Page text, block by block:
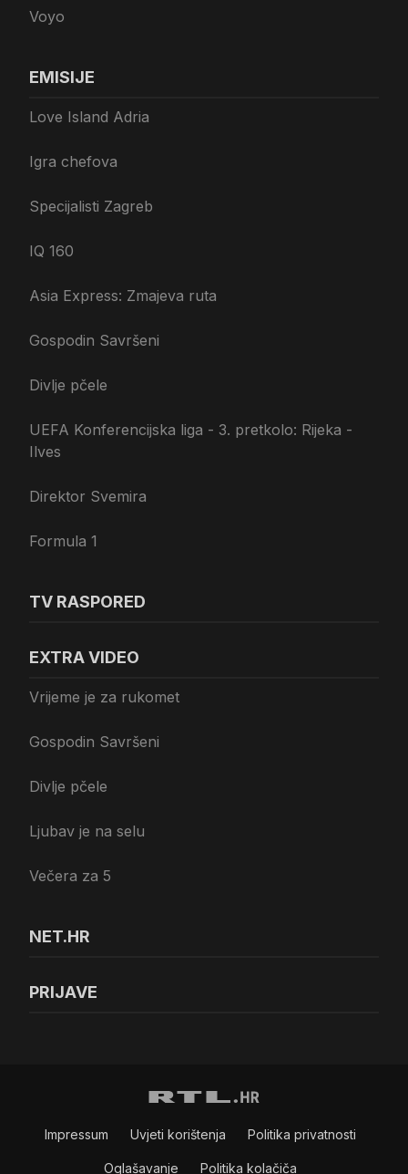
Voyo
EMISIJE
Love Island Adria
Igra chefova
Specijalisti Zagreb
IQ 160
Asia Express: Zmajeva ruta
Gospodin Savršeni
Divlje pčele
UEFA Konferencijska liga - 3. pretkolo: Rijeka -
Ilves
Direktor Svemira
Formula 1
TV RASPORED
EXTRA VIDEO
Vrijeme je za rukomet
Gospodin Savršeni
Divlje pčele
Ljubav je na selu
Večera za 5
NET.HR
PRIJAVE
Impressum Uvjeti korištenja Politika privatnosti
Oglašavanje Politika kolačiča